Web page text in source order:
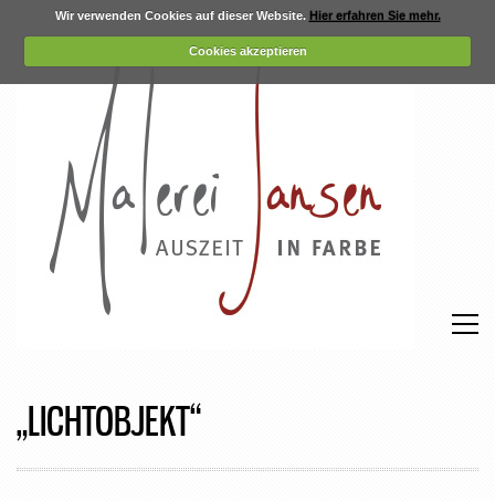
Wir verwenden Cookies auf dieser Website. Hier erfahren Sie mehr.
Cookies akzeptieren
„LICHTOBJEKT“